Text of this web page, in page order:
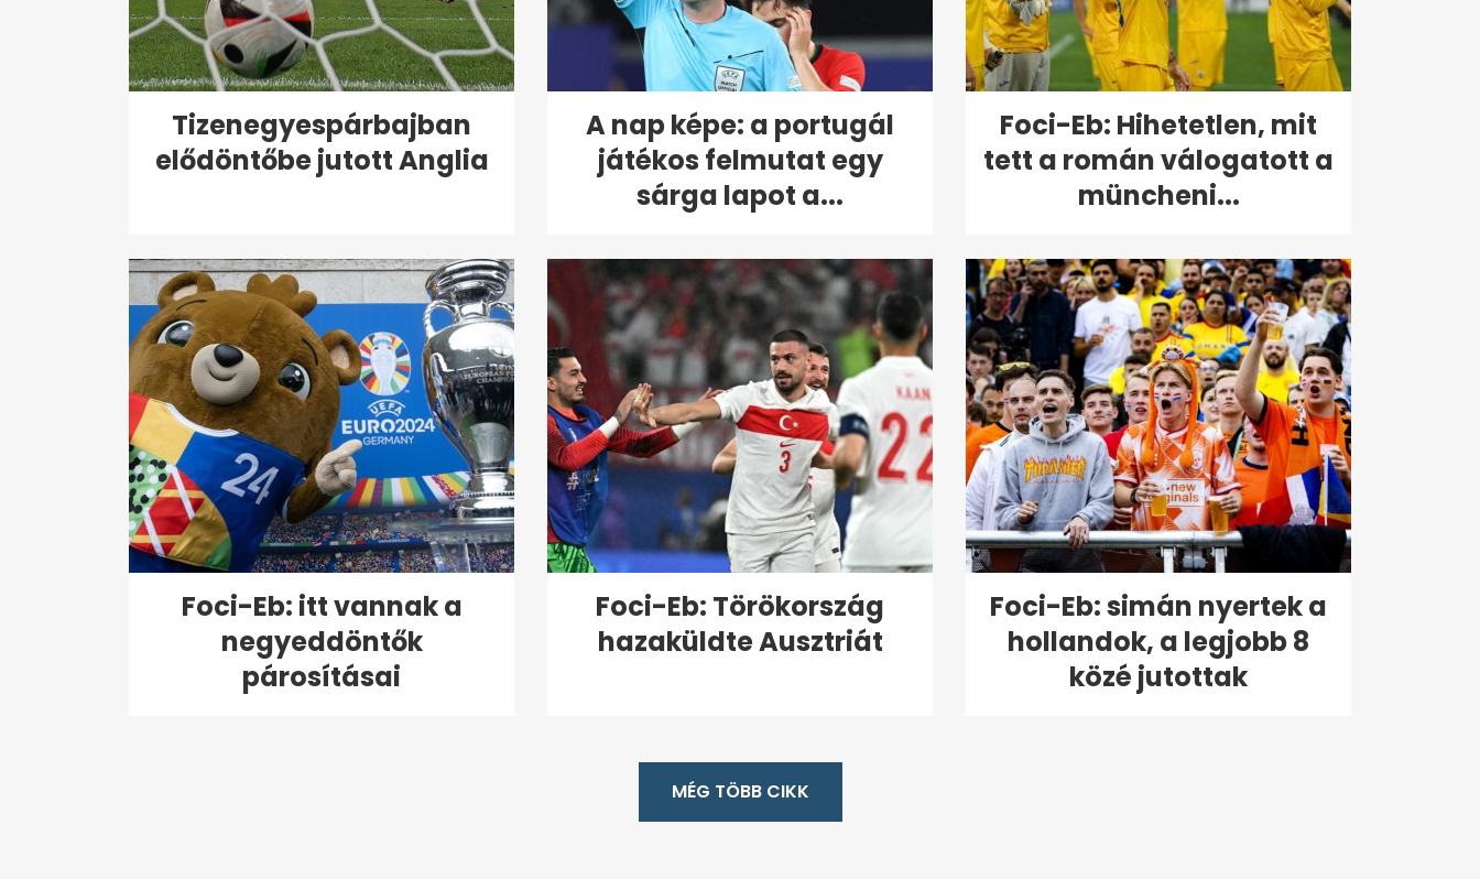
Tizenegyespárbajban
elődöntőbe jutott Anglia
A nap képe: a portugál
játékos felmutat egy
sárga lapot a...
Foci-Eb: Hihetetlen, mit
tett a román válogatott a
müncheni...
Foci-Eb: itt vannak a
negyeddöntők
párosításai
Foci-Eb: Törökország
hazaküldte Ausztriát
Foci-Eb: simán nyertek a
hollandok, a legjobb 8
közé jutottak
MÉG TÖBB CIKK